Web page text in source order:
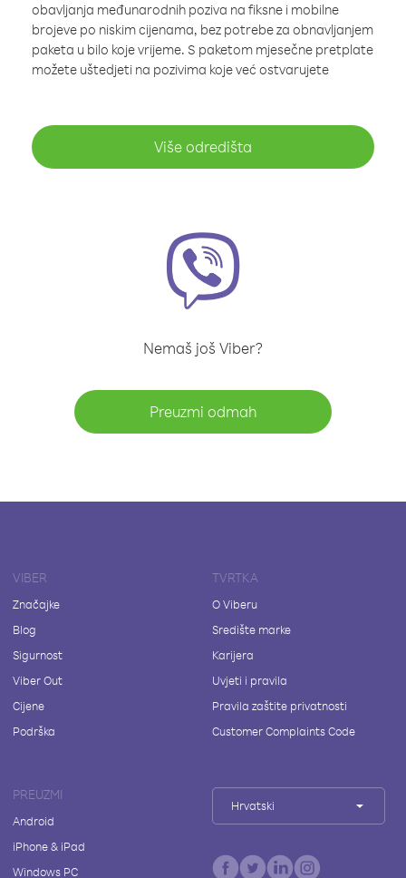
obavljanja međunarodnih poziva na fiksne i mobilne
brojeve po niskim cijenama, bez potrebe za obnavljanjem
paketa u bilo koje vrijeme. S paketom mjesečne pretplate
možete uštedjeti na pozivima koje već ostvarujete
Više odredišta
Nemaš još Viber?
Preuzmi odmah
VIBER
Značajke
Blog
Sigurnost
Viber Out
Cijene
Podrška
TVRTKA
O Viberu
Središte marke
Karijera
Uvjeti i pravila
Pravila zaštite privatnosti
Customer Complaints Code
PREUZMI
Android
iPhone & iPad
Windows PC
Hrvatski